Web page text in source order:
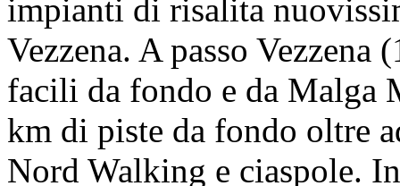
impianti di risalita
Vezzena. A passo
facili da fondo e da Malga
km di piste da fondo oltre
Nord Walking e ciaspole.